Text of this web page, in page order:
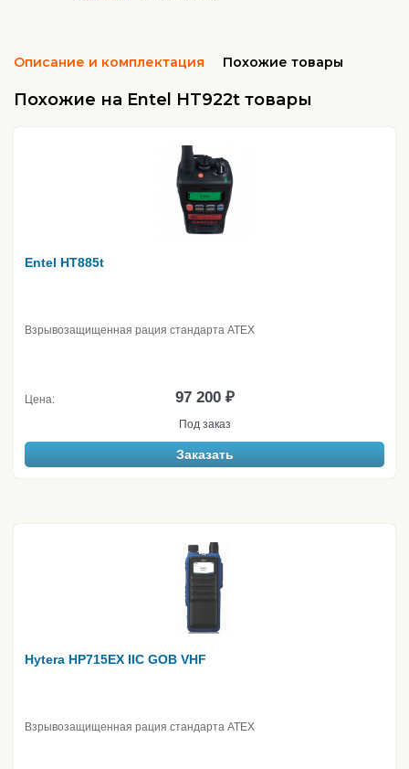
Описание и комплектация Похожие товары
Похожие на Entel HT922t товары
Entel HT885t
Взрывозащищенная рация стандарта ATEX
Цена: 97 200 ₽
Под заказ
Заказать
Hytera HP715EX IIC GOB VHF
Взрывозащищенная рация стандарта ATEX